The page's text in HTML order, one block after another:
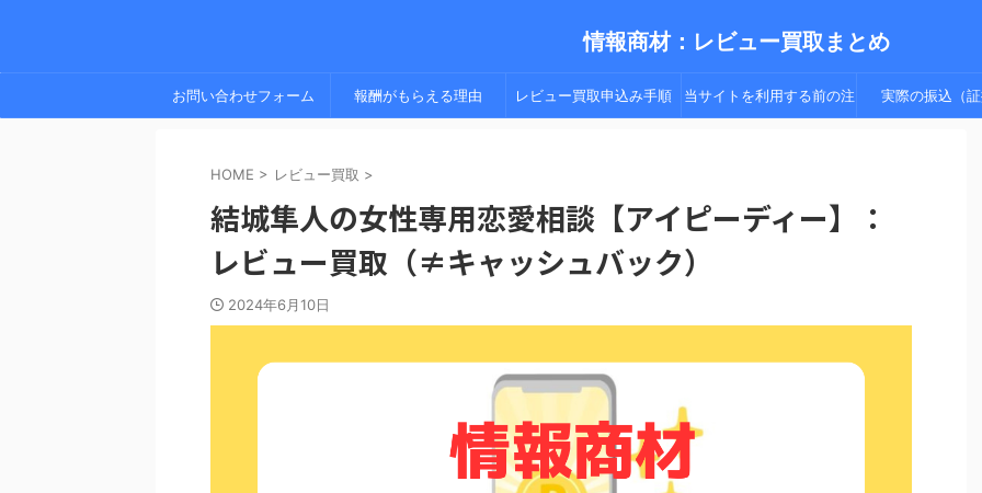
情報商材：レビュー買取まとめ
お問い合わせフォーム 報酬がもらえる理由 レビュー買取申込み手順 当サイトを利用する前の注 実際の振込（証
HOME > レビュー買取 >
結城隼人の女性専用恋愛相談【アイピーディー】：
レビュー買取（≠キャッシュバック）
2024年6月10日